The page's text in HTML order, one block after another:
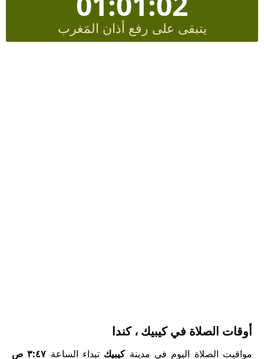
يتبقى على رفع أذان المَغرب
أوقات الصلاة في كيبيك ، كندا
مواقيت الصلاة اليوم في مدينةكيبيك تبداء الساعة ٣:٤٧ ص